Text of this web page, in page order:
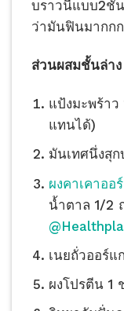
บราว​นี่​แบบ2ชั้
ว่ามันฟินมากกก
ส่วนผสมชั้นล่าง
แป้งมะพร้า
แทนได้)​
มันเทศ​นึ่งสุก
ผงคาเคาออ
น้ำตาล 1/2
เนยถั่วออร์
ผงโปรตีน 1